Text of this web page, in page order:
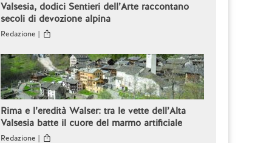
Valsesia, dodici Sentieri dell’Arte raccontano
secoli di devozione alpina
Redazione |
Rima e l’eredità Walser: tra le vette dell’Alta
Valsesia batte il cuore del marmo artificiale
Redazione |